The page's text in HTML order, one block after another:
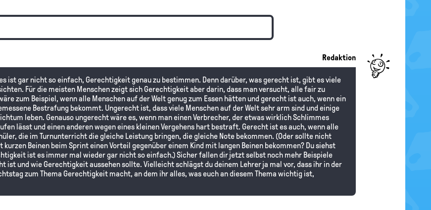
Redaktion
ist gar nicht so einfach, Gerechtigkeit genau zu bestimmen. Denn darüber, was gerecht ist, gibt es viele
Für die meisten Menschen zeigt sich Gerechtigkeit aber darin, dass man versucht, alle fair zu
zum Beispiel, wenn alle Menschen auf der Welt genug zum Essen hätten und gerecht ist auch, wenn ein
Bestrafung bekommt. Ungerecht ist, dass viele Menschen auf der Welt sehr arm sind und einige
leben. Genauso ungerecht wäre es, wenn man einen Verbrecher, der etwas wirklich Schlimmes
lässt und einen anderen wegen eines kleinen Vergehens hart bestraft. Gerecht ist es auch, wenn alle
die im Turnunterricht die gleiche Leistung bringen, die gleiche Note bekommen. (Oder sollte nicht
Beinen beim Sprint einen Vorteil gegenüber einem Kind mit langen Beinen bekommen? Du siehst
ist es immer mal wieder gar nicht so einfach.) Sicher fallen dir jetzt selbst noch mehr Beispiele
ist und wie Gerechtigkeit aussehen sollte. Vielleicht schlägst du deinem Lehrer ja mal vor, dass ihr in der
zum Thema Gerechtigkeit macht, an dem ihr alles, was euch an diesem Thema wichtig ist,